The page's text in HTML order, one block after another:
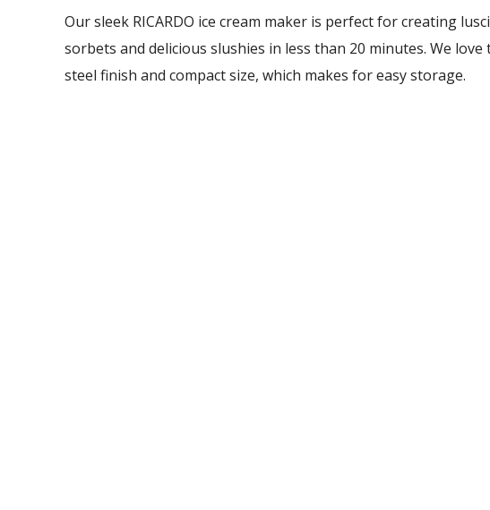
Our sleek RICARDO ice cream maker is perfect for creating
sorbets and delicious slushies in less than 20 minutes. We
steel finish and compact size, which makes for easy storage.